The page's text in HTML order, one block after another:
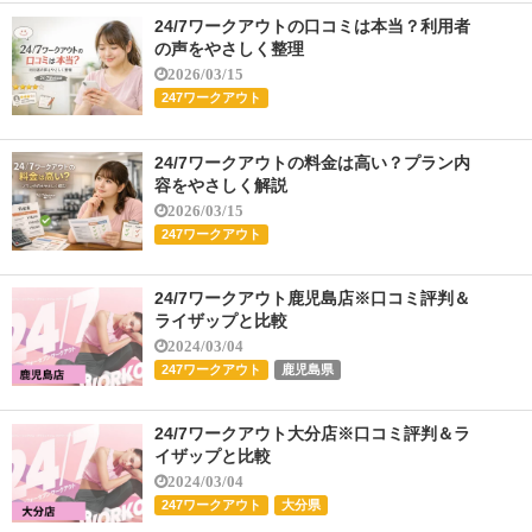
24/7ワークアウトの口コミは本当？利用者
の声をやさしく整理
2026/03/15
247ワークアウト
24/7ワークアウトの料金は高い？プラン内
容をやさしく解説
2026/03/15
247ワークアウト
24/7ワークアウト鹿児島店※口コミ評判＆
ライザップと比較
2024/03/04
247ワークアウト 鹿児島県
24/7ワークアウト大分店※口コミ評判＆ラ
イザップと比較
2024/03/04
247ワークアウト 大分県